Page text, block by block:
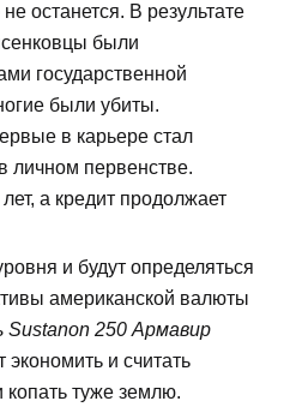
останется. В результате
были
государственной
были убиты.
в карьере стал
личном первенстве.
а кредит продолжает
и будут определяться
американской валюты
Sustanon 250 Армавир
и считать
копать туже землю.